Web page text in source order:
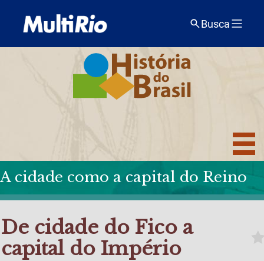
Busca
A cidade como a capital do Reino
De cidade do Fico a
capital do Império